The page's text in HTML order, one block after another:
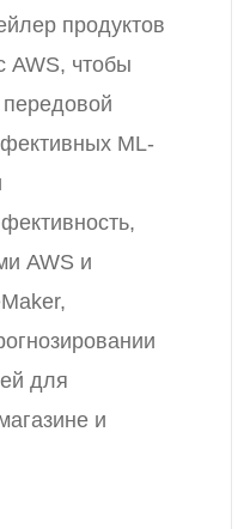
продуктов
AWS, чтобы
передовой
ML-
AWS и
для
и